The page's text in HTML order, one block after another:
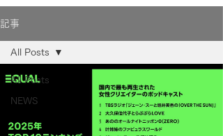
記事
All Posts
NEWS
All Posts